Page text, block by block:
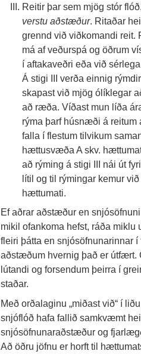
Reitir þar sem mjög stór
verstu aðstæður. Ritaðar
grennd við viðkomandi
má af veðurspá og öðrum
í aftakaveðri eða við
Á stigi III verða einnig
skapast við mjög ólíklegar
að ræða. Víðast mun líða
rýma þarf húsnæði á reitum
falla í flestum tilvikum
hættusvæða A skv.
að rýming á stigi III nái út
lítil og til rýmingar kemur
hættumati.
Ef aðrar aðstæður en
mikil ofankoma hefst, ráða
fleiri þátta en snjósöfnunarinnar
aðstæðum hvernig það er útfært.
lútandi og forsendum þeirra í
staðar.
Með orðalaginu „miðast við“ í
snjóflóð hafa fallið samkvæmt
snjósöfnunaraðstæður og
Að öðru jöfnu er horft til